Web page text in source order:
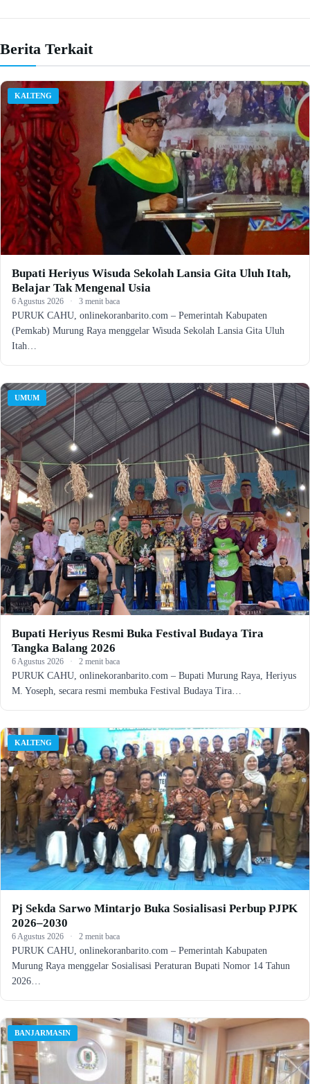
Berita Terkait
KALTENG
Bupati Heriyus Wisuda Sekolah Lansia Gita Uluh Itah,
Belajar Tak Mengenal Usia
6 Agustus 2026 · 3 menit baca
PURUK CAHU, onlinekoranbarito.com – Pemerintah Kabupaten
(Pemkab) Murung Raya menggelar Wisuda Sekolah Lansia Gita Uluh
Itah…
UMUM
Bupati Heriyus Resmi Buka Festival Budaya Tira
Tangka Balang 2026
6 Agustus 2026 · 2 menit baca
PURUK CAHU, onlinekoranbarito.com – Bupati Murung Raya, Heriyus
M. Yoseph, secara resmi membuka Festival Budaya Tira…
KALTENG
Pj Sekda Sarwo Mintarjo Buka Sosialisasi Perbup PJPK
2026–2030
6 Agustus 2026 · 2 menit baca
PURUK CAHU, onlinekoranbarito.com – Pemerintah Kabupaten
Murung Raya menggelar Sosialisasi Peraturan Bupati Nomor 14 Tahun
2026…
BANJARMASIN